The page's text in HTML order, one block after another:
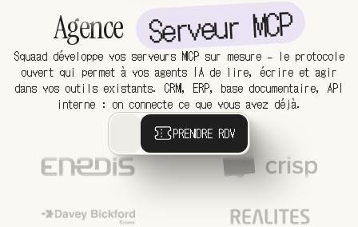
Agence Serveur MCP
Squaad développe vos serveurs MCP sur mesure - le protocole
ouvert qui permet à vos agents IA de lire, écrire et agir
dans vos outils existants. CRM, ERP, base documentaire, API
interne : on connecte ce que vous avez déjà.
PRENDRE RDV